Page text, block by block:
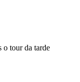
o tour da tarde